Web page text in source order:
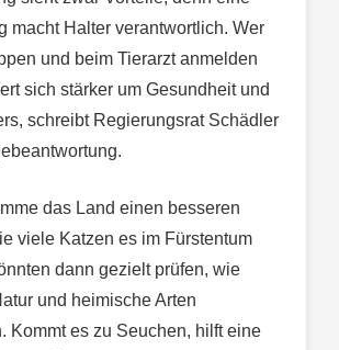
macht Halter verantwortlich. Wer
und beim Tierarzt anmelden
sich stärker um Gesundheit und
schreibt Regierungsrat Schädler
das Land einen besseren
viele Katzen es im Fürstentum
dann gezielt prüfen, wie
und heimische Arten
Kommt es zu Seuchen, hilft eine